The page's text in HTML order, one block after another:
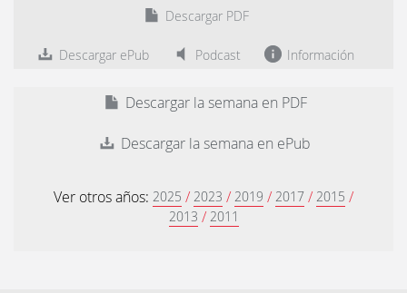
Descargar PDF
Descargar ePub Podcast Información
Descargar la semana en PDF
Descargar la semana en ePub
Ver otros años: 2025 / 2023 / 2019 / 2017 / 2015 /
2013 / 2011